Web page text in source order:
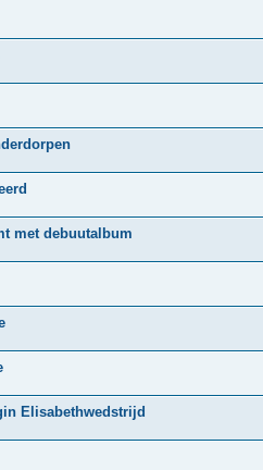
met debuutalbum
Elisabethwedstrijd